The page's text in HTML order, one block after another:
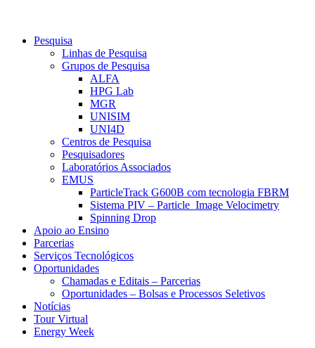
Pesquisa
Linhas de Pesquisa
Grupos de Pesquisa
ALFA
HPG Lab
MGR
UNISIM
UNI4D
Centros de Pesquisa
Pesquisadores
Laboratórios Associados
EMUS
ParticleTrack G600B com tecnologia FBRM
Sistema PIV – Particle Image Velocimetry
Spinning Drop
Apoio ao Ensino
Parcerias
Serviços Tecnológicos
Oportunidades
Chamadas e Editais – Parcerias
Oportunidades – Bolsas e Processos Seletivos
Notícias
Tour Virtual
Energy Week